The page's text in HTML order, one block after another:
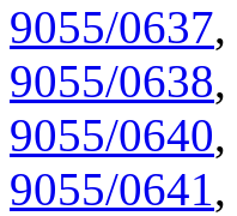
9055/0637,
9055/0638,
9055/0640,
9055/0641,